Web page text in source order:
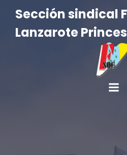
Sección sindical
Lanzarote